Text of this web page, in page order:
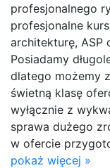
profesjonalnego
profesjonalne
architekturę, ASP
Posiadamy
dlatego możemy
świetną klasę
wyłącznie z
sprawa dużego
w ofercie
pokaż więcej »